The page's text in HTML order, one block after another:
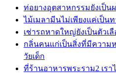
ท่อยางอุตสาหกรรมยังเป็
ไม้เมลามีนไม่เพียงแค่เป็น
เช่ารถหาดใหญ่ยังเป็นตัวเ
กลิ่นคนแก่เป็นสิ่งที่มีความ
วัยเด็ก
ที่ร้านอาหารพระราม2 เร